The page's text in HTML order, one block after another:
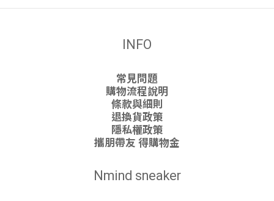
INFO
常見問題
購物流程說明
條款與細則
退換貨政策
隱私權政策
攜朋帶友 得購物金
Nmind sneaker